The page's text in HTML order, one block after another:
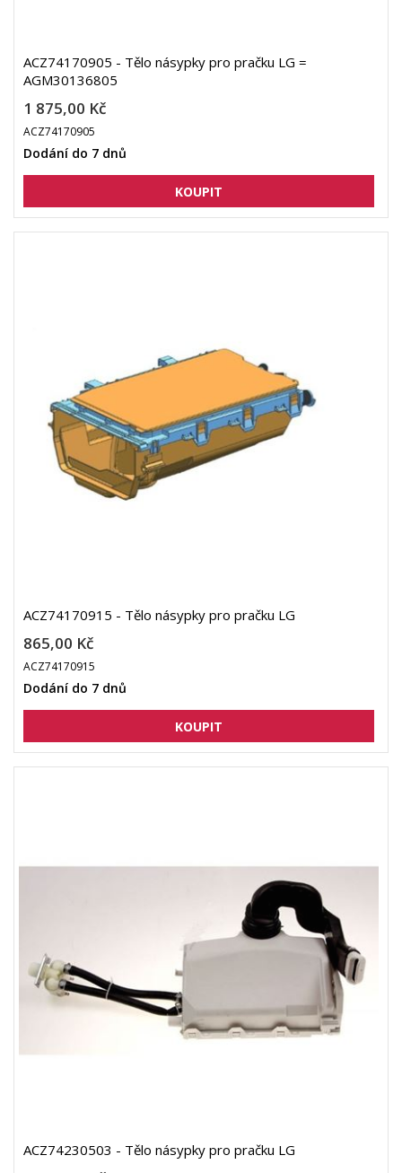
ACZ74170905 - Tělo násypky pro pračku LG =
AGM30136805
1 875,00 Kč
ACZ74170905
Dodání do 7 dnů
ACZ74170915 - Tělo násypky pro pračku LG
865,00 Kč
ACZ74170915
Dodání do 7 dnů
ACZ74230503 - Tělo násypky pro pračku LG